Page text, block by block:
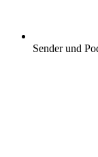
Sender und